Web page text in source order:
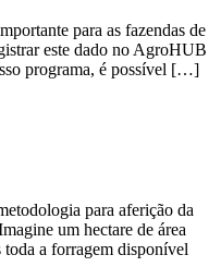
para as fazendas de
este dado no AgroHUB
programa, é possível […]
para aferição da
um hectare de área
toda a forragem disponível